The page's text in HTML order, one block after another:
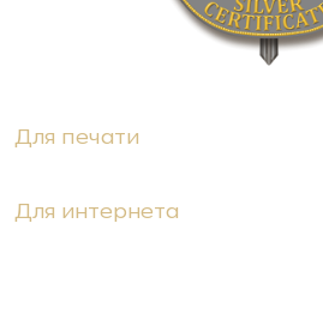
Для печати
Для интернета